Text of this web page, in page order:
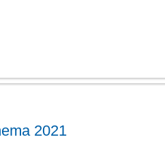
2021